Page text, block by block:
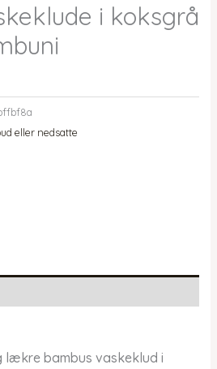
i koksgrå
eller nedsatte
lækre bambus vaskeklud i